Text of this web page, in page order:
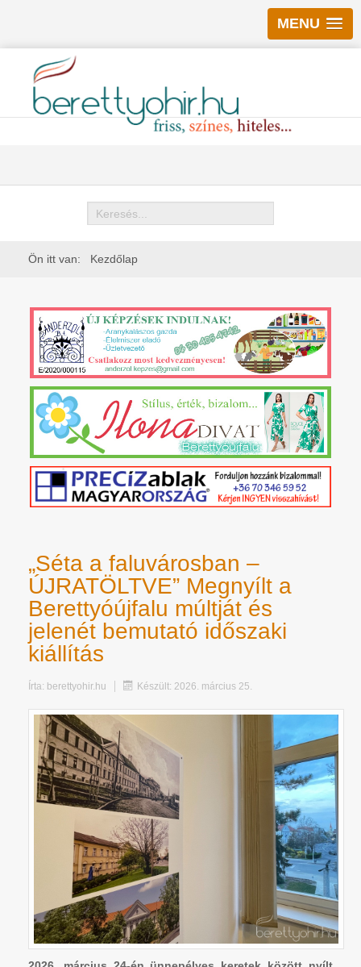
MENU
Keresés
Ön itt van: Kezdőlap
„Séta a faluvárosban –
ÚJRATÖLTVE” Megnyílt a
Berettyóújfalu múltját és
jelenét bemutató időszaki
kiállítás
Írta: berettyohir.hu Készült: 2026. március 25.